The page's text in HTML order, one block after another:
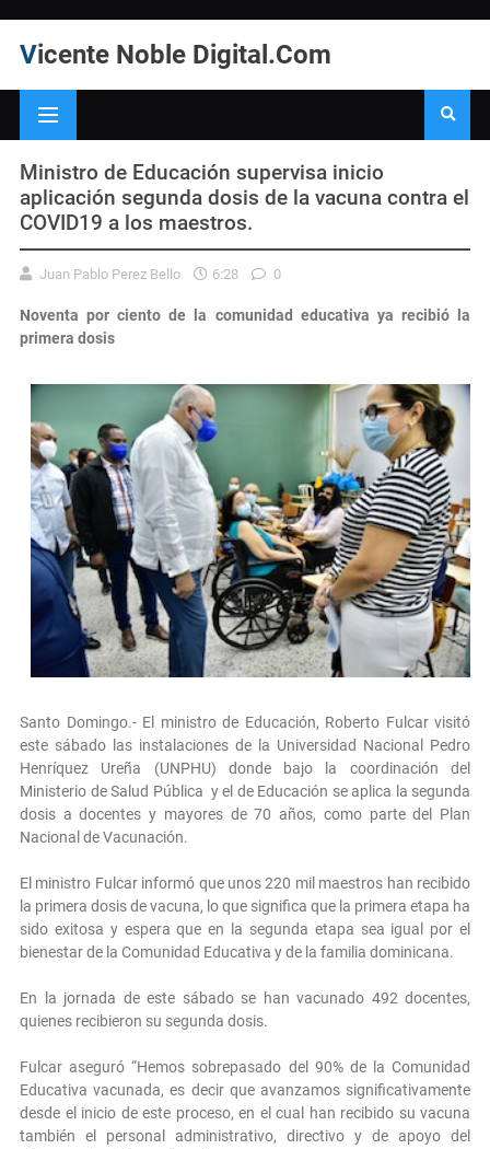
Vicente Noble Digital.Com
Ministro de Educación supervisa inicio
aplicación segunda dosis de la vacuna contra el
COVID19 a los maestros.
Juan Pablo Perez Bello 6:28 0
Noventa por ciento de la comunidad educativa ya recibió la
primera dosis
Santo Domingo.- El ministro de Educación, Roberto Fulcar visitó
este sábado las instalaciones de la Universidad Nacional Pedro
Henríquez Ureña (UNPHU) donde bajo la coordinación del
Ministerio de Salud Pública y el de Educación se aplica la segunda
dosis a docentes y mayores de 70 años, como parte del Plan
Nacional de Vacunación.
El ministro Fulcar informó que unos 220 mil maestros han recibido
la primera dosis de vacuna, lo que significa que la primera etapa ha
sido exitosa y espera que en la segunda etapa sea igual por el
bienestar de la Comunidad Educativa y de la familia dominicana.
En la jornada de este sábado se han vacunado 492 docentes,
quienes recibieron su segunda dosis.
Fulcar aseguró “Hemos sobrepasado del 90% de la Comunidad
Educativa vacunada, es decir que avanzamos significativamente
desde el inicio de este proceso, en el cual han recibido su vacuna
también el personal administrativo, directivo y de apoyo del